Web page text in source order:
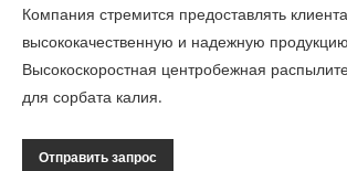
Компания стремится предоставлять
высококачественную и надежную продукцию
Высокоскоростная центробежная
для сорбата калия.
Отправить запрос